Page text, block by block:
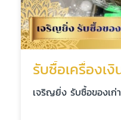
รับซื้อเครื่องเ
เจริญยิ่ง รับซื้อของเก่า